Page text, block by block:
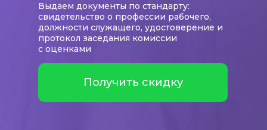
Выдаем документы по стандарту:
свидетельство о профессии рабочего,
должности служащего, удостоверение и
протокол заседания комиссии
с оценками
Получить скидку